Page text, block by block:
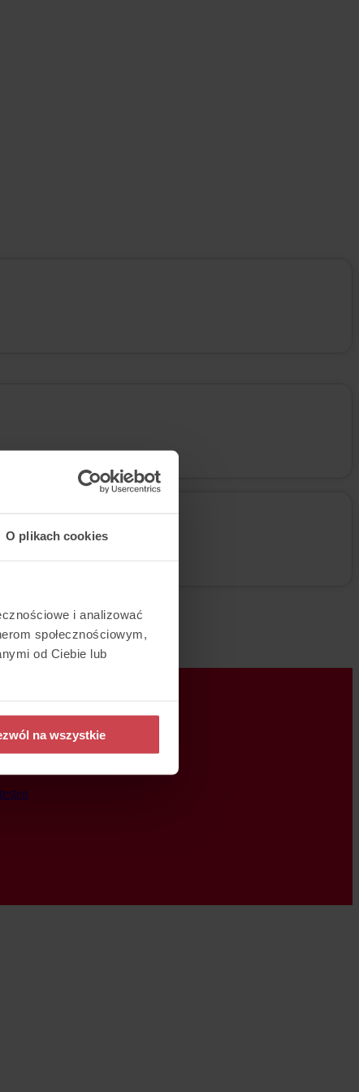
O plikach cookies
i analizować
społecznościowym,
od Ciebie lub
na wszystkie